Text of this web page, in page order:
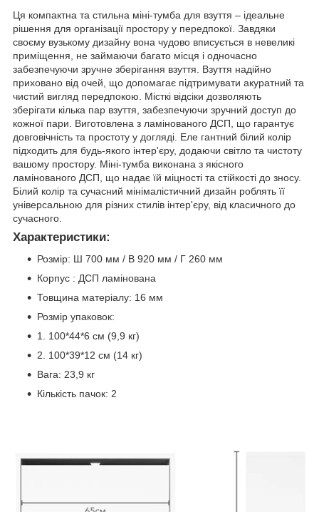
Ця компактна та стильна міні-тумба для взуття – ідеальне
рішення для організації простору у передпокої. Завдяки
своєму вузькому дизайну вона чудово вписується в невеликі
приміщення, не займаючи багато місця і одночасно
забезпечуючи зручне зберігання взуття. Взуття надійно
приховано від очей, що допомагає підтримувати акуратний та
чистий вигляд передпокою. Місткі відсіки дозволяють
зберігати кілька пар взуття, забезпечуючи зручний доступ до
кожної пари. Виготовлена з ламінованого ДСП, що гарантує
довговічність та простоту у догляді. Еле гантний білий колір
підходить для будь-якого інтер'єру, додаючи світло та чистоту
вашому простору. Міні-тумба виконана з якісного
ламінованого ДСП, що надає їй міцності та стійкості до зносу.
Білий колір та сучасний мінімалістичний дизайн роблять її
універсальною для різних стилів інтер'єру, від класичного до
сучасного.
Характеристики:
Розмір: Ш 700 мм / В 920 мм / Г 260 мм
Корпус : ДСП ламінована
Товщина матеріалу: 16 мм
Розмір упаковок:
1. 100*44*6 см (9,9 кг)
2. 100*39*12 см (14 кг)
Вага: 23,9 кг
Кількість пачок: 2